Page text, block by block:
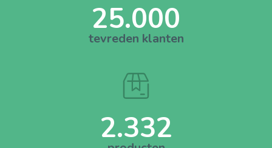
25.000
tevreden klanten
2.332